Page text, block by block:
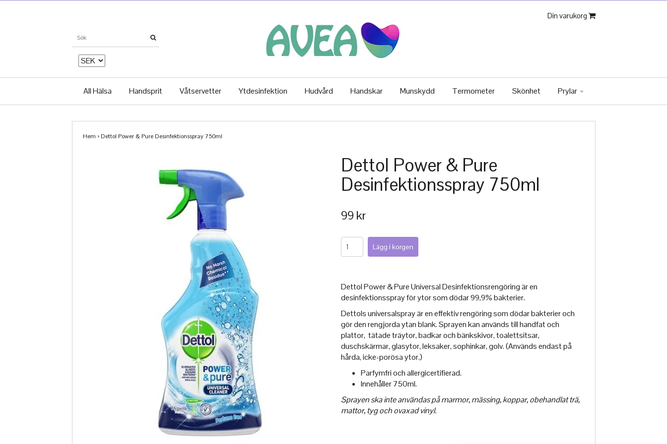
Din varukorg
All Hälsa Handsprit Våtservetter Ytdesinfektion Hudvård Handskar Munskydd Termometer Skönhet Prylar
Hem › Dettol Power & Pure Desinfektionsspray 750ml
Dettol Power & Pure
Desinfektionsspray 750ml
99 kr
Dettol Power & Pure Universal Desinfektionsrengöring är en
desinfektionsspray för ytor som dödar 99,9% bakterier.
Dettols universalspray är en effektiv rengöring som dödar bakterier och
gör den rengjorda ytan blank. Sprayen kan används till handfat och
plattor, tätade träytor, badkar och bänkskivor, toalettsitsar,
duschskärmar, glasytor, leksaker, sophinkar, golv. (Används endast på
hårda, icke-porösa ytor.)
Parfymfri och allergicertifierad.
Innehåller 750ml.
Sprayen ska inte användas på marmor, mässing, koppar, obehandlat trä,
mattor, tyg och ovaxad vinyl.